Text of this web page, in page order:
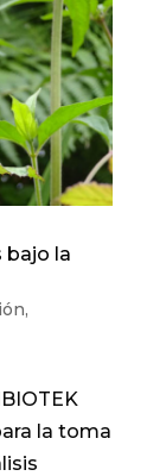
bajo la
,
la toma